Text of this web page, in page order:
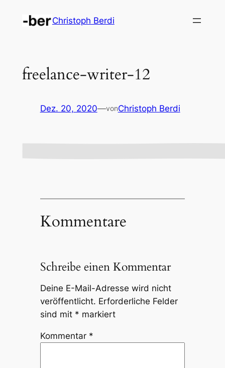
Inhalt
Christoph Berdi
freelance-writer-12
Dez. 20, 2020—vonChristoph Berdi
Kommentare
Schreibe einen Kommentar
Deine E-Mail-Adresse wird nicht
veröffentlicht. Erforderliche Felder
sind mit * markiert
Kommentar *